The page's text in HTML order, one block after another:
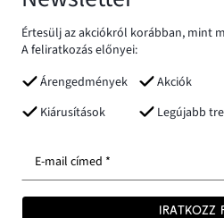
Értesülj az akciókról korábban, mint
A feliratkozás előnyei:
Árengedmények
Akciók
Kiárusítások
Legújabb
E-mail címed *
IRATKOZZ